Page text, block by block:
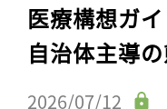
医療構想ガイ
自治体主導
2026/07/12